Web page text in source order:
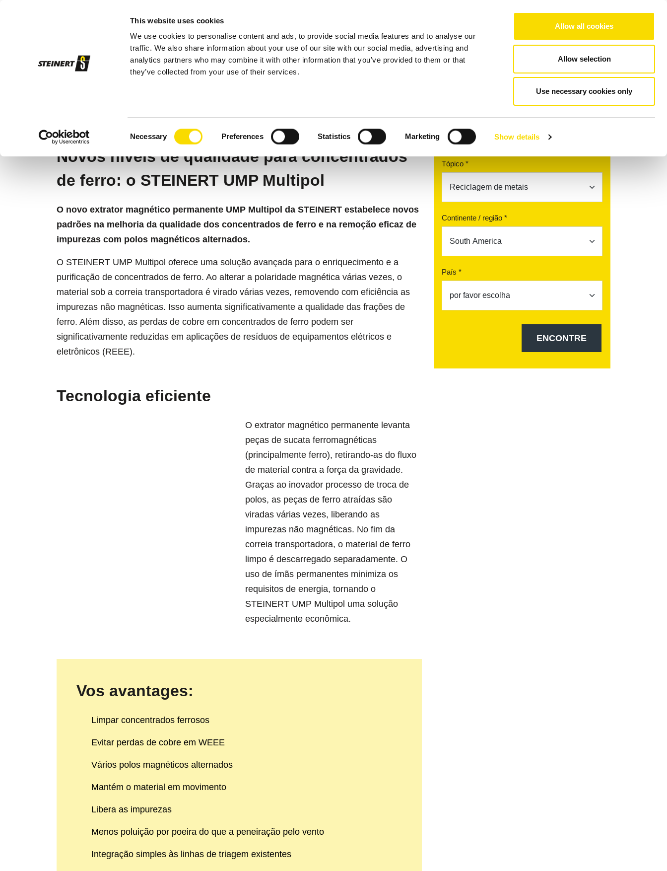
This website uses cookies
We use cookies to personalise content and ads, to provide social media features and to analyse our
traffic. We also share information about your use of our site with our social media, advertising and
analytics partners who may combine it with other information that you’ve provided to them or that
they’ve collected from your use of their services.
Necessary Preferences Statistics Marketing Show details
Allow all cookies
Allow selection
Use necessary cookies only
Produtos Aplicações Serviços Empresa Referências Contato
STEINERT UMP MULTIPOL
Novos níveis de qualidade para concentrados
de ferro: o STEINERT UMP Multipol
O novo extrator magnético permanente UMP Multipol da STEINERT estabelece novos
padrões na melhoria da qualidade dos concentrados de ferro e na remoção eficaz de
impurezas com polos magnéticos alternados.
O STEINERT UMP Multipol oferece uma solução avançada para o enriquecimento e a
purificação de concentrados de ferro. Ao alterar a polaridade magnética várias vezes, o
material sob a correia transportadora é virado várias vezes, removendo com eficiência as
impurezas não magnéticas. Isso aumenta significativamente a qualidade das frações de
ferro. Além disso, as perdas de cobre em concentrados de ferro podem ser
significativamente reduzidas em aplicações de resíduos de equipamentos elétricos e
eletrônicos (REEE).
Tecnologia eficiente
O extrator magnético permanente levanta
peças de sucata ferromagnéticas
(principalmente ferro), retirando-as do fluxo
de material contra a força da gravidade.
Graças ao inovador processo de troca de
polos, as peças de ferro atraídas são
viradas várias vezes, liberando as
impurezas não magnéticas. No fim da
correia transportadora, o material de ferro
limpo é descarregado separadamente. O
uso de ímãs permanentes minimiza os
requisitos de energia, tornando o
STEINERT UMP Multipol uma solução
especialmente econômica.
Vos avantages:
Limpar concentrados ferrosos
Evitar perdas de cobre em WEEE
Vários polos magnéticos alternados
Mantém o material em movimento
Libera as impurezas
Menos poluição por poeira do que a peneiração pelo vento
Integração simples às linhas de triagem existentes
Encontre seu parceiro de
contato
Tópico *
Continente / região *
País *